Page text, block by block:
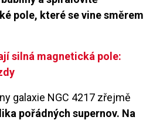
pole, které se vine směrem
silná magnetická pole:
galaxie NGC 4217 zřejmě
pořádných supernov. Na